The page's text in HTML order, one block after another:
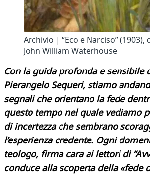
Archivio | “Eco e Narciso” (1903),
John William Waterhouse
Con la guida profonda e sensibile
Pierangelo Sequeri, stiamo
segnali che orientano la fede
questo tempo nel quale vediamo
di incertezza che sembrano
l’esperienza credente. Ogni
teologo, firma cara ai lettori di
conduce alla scoperta della «fede